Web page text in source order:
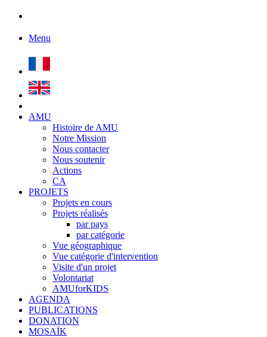
Menu
AMU
Histoire de AMU
Notre Mission
Nous contacter
Nous soutenir
Actions
CA
PROJETS
Projets en cours
Projets réalisés
par pays
par catégorie
Vue géographique
Vue catégorie d'intervention
Visite d'un projet
Volontariat
AMUforKIDS
AGENDA
PUBLICATIONS
DONATION
MOSAÏK